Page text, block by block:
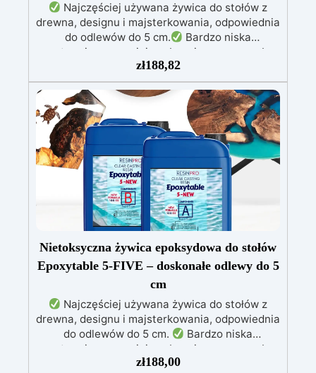
Najczęściej używana żywica do stołów z
drewna, designu i majsterkowania, odpowiednia
do odlewów do 5 cm.
Bardzo niska
egzotermia zapewniająca bezpieczną pracę bez
Odporna na zarysowania i
żółknięcie dzięki filtrom UV i wysokiej jakości
mechanicznej.
Niska lepkość, eliminująca
pęcherzyki powietrza i zapewniająca gładkie
wykończenie.
Bezpieczna i nietoksyczna,
wolna od BPA/VOC, certyfikowana do
długotrwałego kontaktu ze skórą.
zł188,82
Nietoksyczna żywica epoksydowa do stołów
Epoxytable 5-FIVE – doskonałe odlewy do 5
cm
Najczęściej używana żywica do stołów z
drewna, designu i majsterkowania, odpowiednia
do odlewów do 5 cm.
Bardzo niska
egzotermia zapewniająca bezpieczną pracę bez
Odporna na zarysowania i
zł188,00